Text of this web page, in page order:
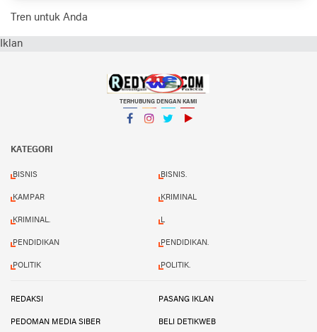
Tren untuk Anda
Iklan
TERHUBUNG DENGAN KAMI
KATEGORI
BISNIS BISNIS.
KAMPAR KRIMINAL
KRIMINAL. L
PENDIDIKAN PENDIDIKAN.
POLITIK POLITIK.
REDAKSI PASANG IKLAN
PEDOMAN MEDIA SIBER BELI DETIKWEB